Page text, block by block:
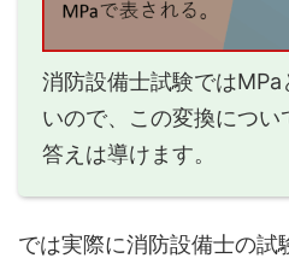
消防設備士試験では
いので、この変換につい
答えは導けます。
では実際に消防設備士の試